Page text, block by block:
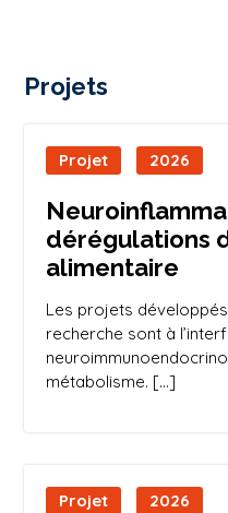
Projets
Projet 2026
dérégulations
alimentaire
Les projets
recherche sont à
métabolisme. […]
Projet 2026